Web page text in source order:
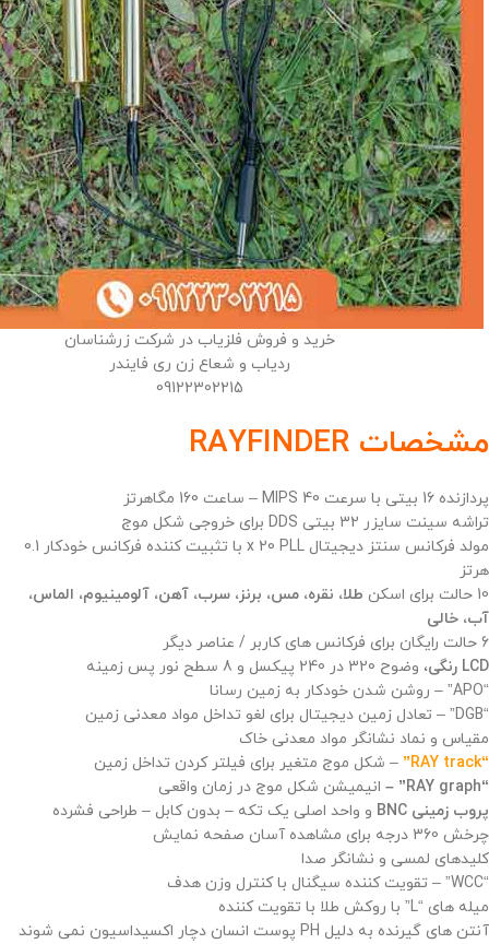
خرید و فروش فلزیاب در شرکت زرشناسان
ردیاب و شعاع زن ری فایندر
09122302215
مشخصات RAYFINDER
پردازنده 16 بیتی با سرعت 40 MIPS – ساعت 160 مگاهرتز
تراشه سینت سایزر 32 بیتی DDS برای خروجی شکل موج
مولد فرکانس سنتز دیجیتال x 20 PLL با تثبیت کننده فرکانس خودکار 0.1
هرتز
10 حالت برای اسکن
طلا، نقره، مس، برنز، سرب، آهن، آلومینیوم، الماس،
آب، خالی
6 حالت رایگان برای فرکانس های کاربر / عناصر دیگر
LCD رنگی
، وضوح 320 در 240 پیکسل و 8 سطح نور پس زمینه
“APO” – روشن شدن خودکار به زمین رسانا
“DGB” – تعادل زمین دیجیتال برای لغو تداخل مواد معدنی زمین
مقیاس و نماد نشانگر مواد معدنی خاک
“RAY track”
– شکل موج متغیر برای فیلتر کردن تداخل زمین
“RAY graph” –
انیمیشن شکل موج در زمان واقعی
پروب زمینی BNC
و واحد اصلی یک تکه – بدون کابل – طراحی فشرده
چرخش 360 درجه برای مشاهده آسان صفحه نمایش
کلیدهای لمسی و نشانگر صدا
“WCC” – تقویت کننده سیگنال با کنترل وزن هدف
میله های “L” با روکش طلا با تقویت کننده
آنتن های گیرنده به دلیل PH پوست انسان دچار اکسیداسیون نمی شوند